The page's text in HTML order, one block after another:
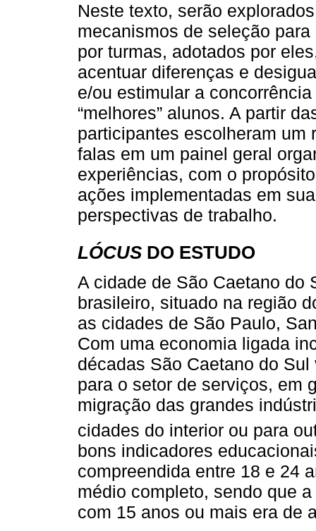
Neste texto, serão
mecanismos de seleção
por turmas, adotados por
acentuar diferenças e
e/ou estimular a
“melhores” alunos. A partir
participantes escolheram um
falas em um painel geral
experiências, com o
ações implementadas em
perspectivas de trabalho.
LÓCUS DO ESTUDO
A cidade de São Caetano do
brasileiro, situado na região
as cidades de São Paulo,
Com uma economia ligada
décadas São Caetano do
para o setor de serviços, em
migração das grandes
cidades do interior ou para
bons indicadores
compreendida entre 18 e 24
médio completo, sendo que
com 15 anos ou mais era de